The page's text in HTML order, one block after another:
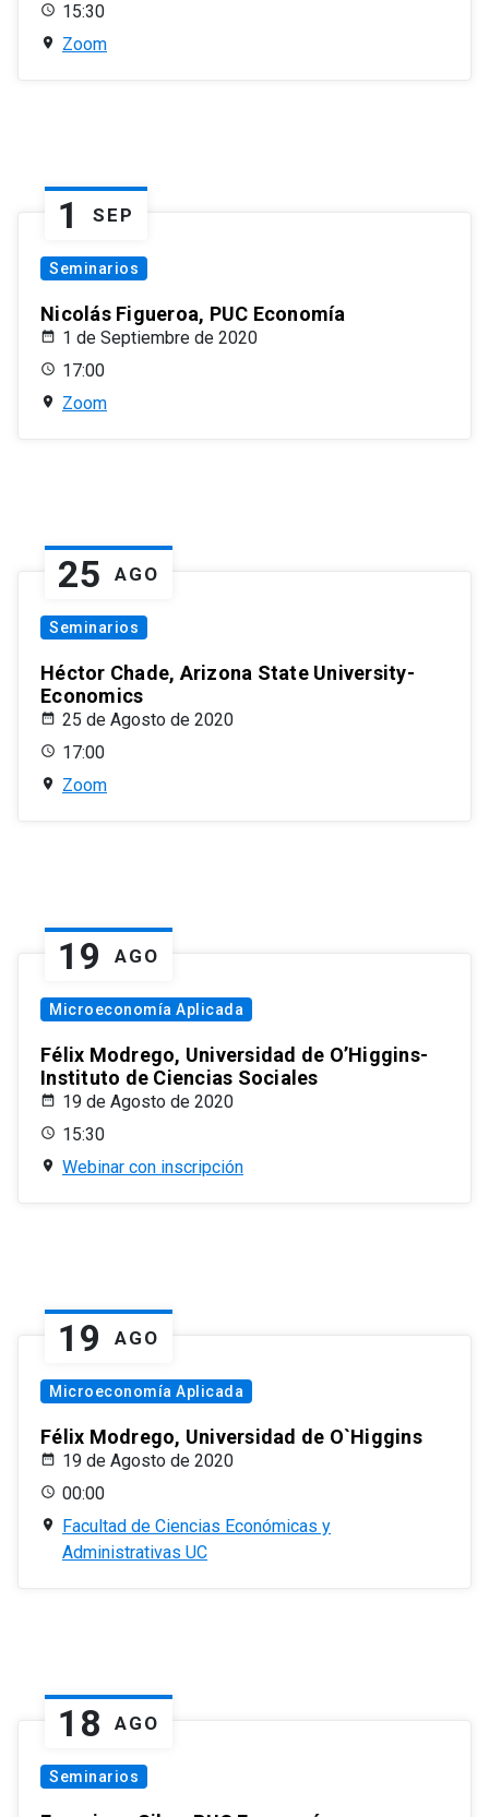
15:30
Zoom
1 SEP
Seminarios
Nicolás Figueroa, PUC Economía
1 de Septiembre de 2020
17:00
Zoom
25 AGO
Seminarios
Héctor Chade, Arizona State University-
Economics
25 de Agosto de 2020
17:00
Zoom
19 AGO
Microeconomía Aplicada
Félix Modrego, Universidad de O’Higgins-
Instituto de Ciencias Sociales
19 de Agosto de 2020
15:30
Webinar con inscripción
19 AGO
Microeconomía Aplicada
Félix Modrego, Universidad de O`Higgins
19 de Agosto de 2020
00:00
Facultad de Ciencias Económicas y
Administrativas UC
18 AGO
Seminarios